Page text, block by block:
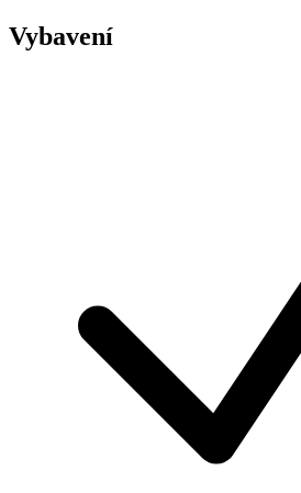
Vybavení